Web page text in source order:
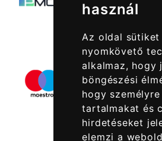
használ
Az oldal sütiket
nyomkövető
alkalmaz, hogy
böngészési
hogy
tartalmakat és
hirdetéseket
elemzi a